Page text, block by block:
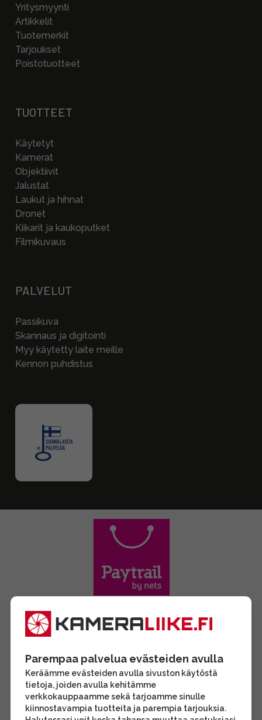
Yritysmyynti
Artikkelit
Tuotemerkit
Tarjoukset
Poistotuotteet
TUOTTEET
Käytetyt
Kamerat
Objektiivit
Jalustat
Laukut ja hihnat
Dronet
Kiikarit ja kaukoputket
Filmikuvaus
PALVELUT
Passikuva
Skannaus ja digitointi
Myy käytetty laite meille
Kennon puhdistus
Parempaa palvelua evästeiden avulla
Keräämme evästeiden avulla sivuston käytöstä
tietoja, joiden avulla kehitämme
verkkokauppaamme sekä tarjoamme sinulle
kiinnostavampia tuotteita ja parempia tarjouksia.